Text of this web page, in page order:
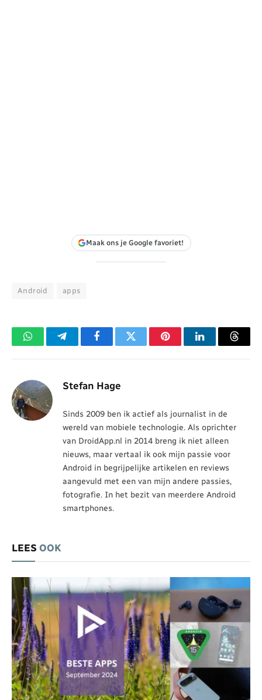
Maak ons je Google favoriet!
Android apps
WhatsAppTelegramFacebookTwitter PinterestLinkedIn
Stefan Hage
Sinds 2009 ben ik actief als journalist in de
wereld van mobiele technologie. Als oprichter
van DroidApp.nl in 2014 breng ik niet alleen
nieuws, maar vertaal ik ook mijn passie voor
Android in begrijpelijke artikelen en reviews
aangevuld met een van mijn andere passies,
fotografie. In het bezit van meerdere Android
smartphones.
LEES OOK